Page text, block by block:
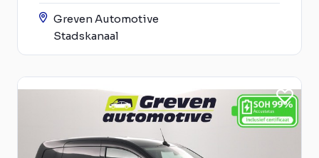
Greven Automotive
Stadskanaal